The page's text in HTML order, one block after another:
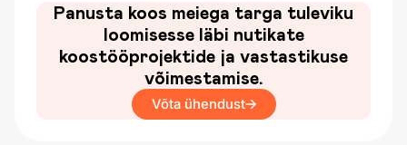
Panusta koos meiega targa tuleviku
loomisesse läbi nutikate
koostööprojektide ja vastastikuse
võimestamise.
Võta ühendust